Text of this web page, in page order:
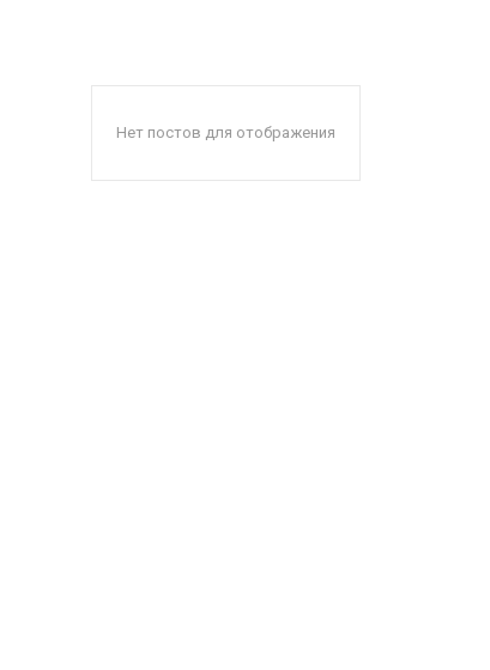
Нет постов для отображения